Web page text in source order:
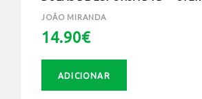
BOLAS
JOÃO MIRANDA
14.90€
ADICIONAR